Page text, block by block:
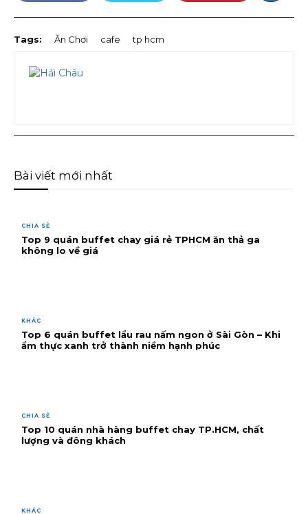
Tags: Ăn Chơi cafe tp hcm
Bài viết mới nhất
CHIA SẺ
Top 9 quán buffet chay giá rẻ TPHCM ăn thả ga
không lo về giá
KHÁC
Top 6 quán buffet lẩu rau nấm ngon ở Sài Gòn – Khi
ẩm thực xanh trở thành niềm hạnh phúc
CHIA SẺ
Top 10 quán nhà hàng buffet chay TP.HCM, chất
lượng và đông khách
KHÁC